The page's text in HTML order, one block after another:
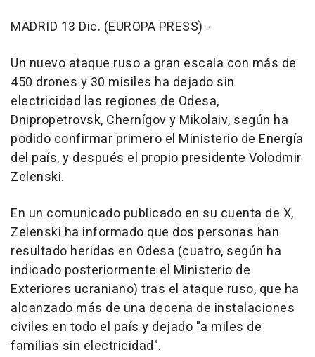
MADRID 13 Dic. (EUROPA PRESS) -
Un nuevo ataque ruso a gran escala con más de
450 drones y 30 misiles ha dejado sin
electricidad las regiones de Odesa,
Dnipropetrovsk, Chernígov y Mikolaiv, según ha
podido confirmar primero el Ministerio de Energía
del país, y después el propio presidente Volodmir
Zelenski.
En un comunicado publicado en su cuenta de X,
Zelenski ha informado que dos personas han
resultado heridas en Odesa (cuatro, según ha
indicado posteriormente el Ministerio de
Exteriores ucraniano) tras el ataque ruso, que ha
alcanzado más de una decena de instalaciones
civiles en todo el país y dejado "a miles de
familias sin electricidad".